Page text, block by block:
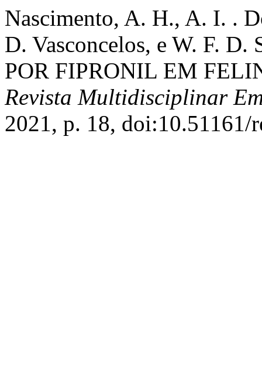
Nascimento, A. H., A. I. .
D. Vasconcelos, e W. F.
POR FIPRONIL EM
Revista Multidisciplinar
2021, p. 18, doi:10.51161/